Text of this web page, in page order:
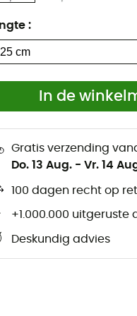
:
In de
Gratis verzending
Do. 13 Aug. - Vr. 14
100 dagen recht op
+1.000.000 uitgeruste
Deskundig advies